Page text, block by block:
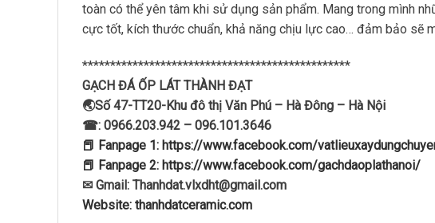
toàn có thể yên tâm khi sử dụng sản phẩm. Mang trong mình
cực tốt, kích thước chuẩn, khả năng chịu lực cao… đảm bảo sẽ
************************************************
GẠCH ĐÁ ỐP LÁT THÀNH ĐẠT
🌏Số 47-TT20-Khu đô thị Văn Phú – Hà Đông – Hà Nội
☎: 0966.203.942 – 096.101.3646
📕 Fanpage 1: https://www.facebook.com/
📕 Fanpage 2: https://www.facebook.com/gachdaoplathanoi/
✉ Gmail: Thanhdat.vlxdht@gmail.com
Website: thanhdatceramic.com